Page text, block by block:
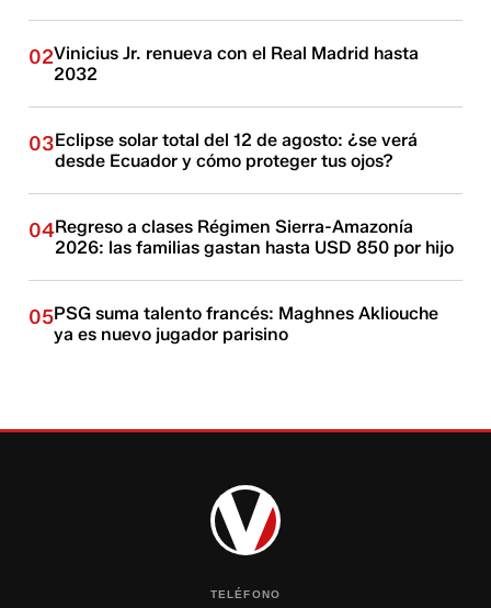
02Vinicius Jr. renueva con el Real Madrid hasta
2032
03Eclipse solar total del 12 de agosto: ¿se verá
desde Ecuador y cómo proteger tus ojos?
04Regreso a clases Régimen Sierra-Amazonía
2026: las familias gastan hasta USD 850 por hijo
05PSG suma talento francés: Maghnes Akliouche
ya es nuevo jugador parisino
TELÉFONO